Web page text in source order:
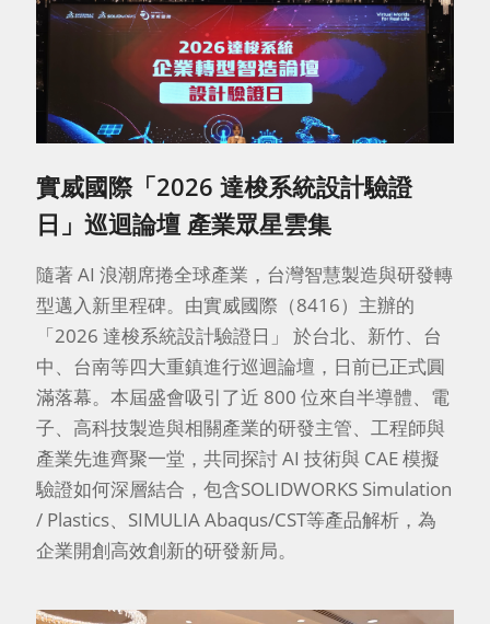
實威國際「2026 達梭系統設計驗證
日」巡迴論壇 產業眾星雲集
隨著 AI 浪潮席捲全球產業，台灣智慧製造與研發轉
型邁入新里程碑。由實威國際（8416）主辦的
「2026 達梭系統設計驗證日」 於台北、新竹、台
中、台南等四大重鎮進行巡迴論壇，日前已正式圓
滿落幕。本屆盛會吸引了近 800 位來自半導體、電
子、高科技製造與相關產業的研發主管、工程師與
產業先進齊聚一堂，共同探討 AI 技術與 CAE 模擬
驗證如何深層結合，包含SOLIDWORKS Simulation
/ Plastics、SIMULIA Abaqus/CST等產品解析，為
企業開創高效創新的研發新局。